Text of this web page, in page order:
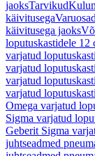
jaoksTarvikud
käivitusega
käivitusega jaoks
loputuskastidele 12
varjatud
varjatud
varjatud
varjatud
Omega varjatud
Sigma varjatud
Geberit Sigma
juhtseadmed